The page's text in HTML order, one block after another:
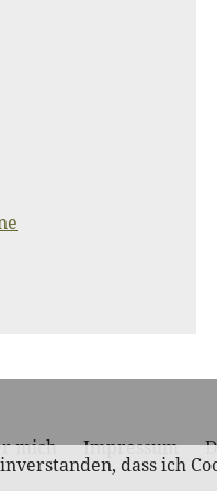
mich Impressum
dass ich